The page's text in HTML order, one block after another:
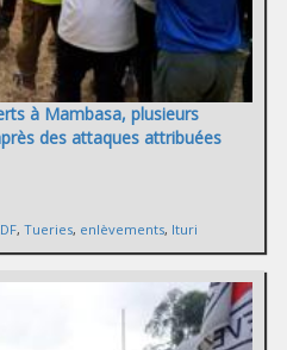
à Mambasa, plusieurs
des attaques attribuées
, Tueries, enlèvements, Ituri